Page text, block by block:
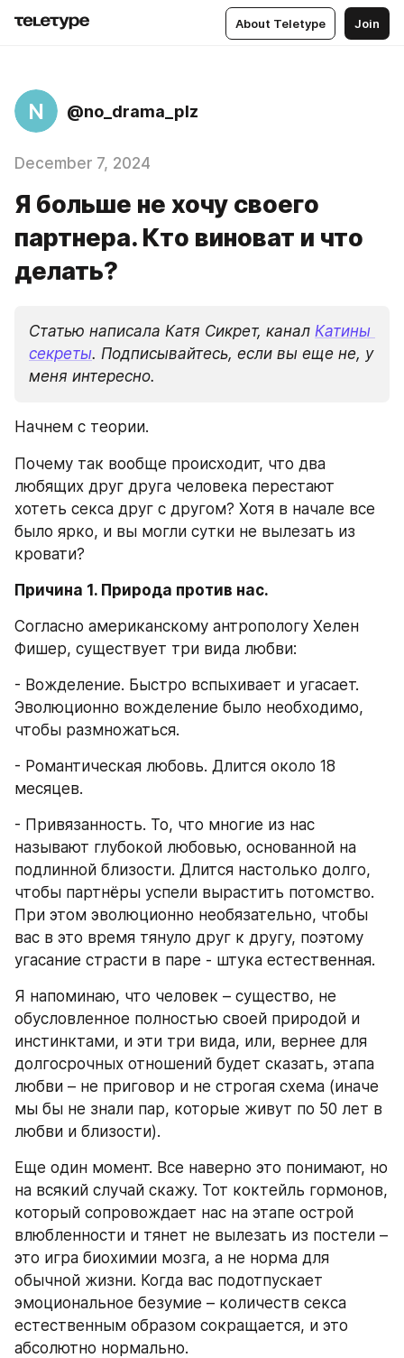
About Teletype Join
N @no_drama_plz
December 7, 2024
Я больше не хочу своего
партнера. Кто виноват и что
делать?
Статью написала Катя Сикрет, канал Катины
секреты. Подписывайтесь, если вы еще не, у
меня интересно.
Начнем с теории.
Почему так вообще происходит, что два
любящих друг друга человека перестают
хотеть секса друг с другом? Хотя в начале все
было ярко, и вы могли сутки не вылезать из
кровати?
Причина 1. Природа против нас.
Согласно американскому антропологу Хелен
Фишер, существует три вида любви:
- Вожделение. Быстро вспыхивает и угасает.
Эволюционно вожделение было необходимо,
чтобы размножаться.
- Романтическая любовь. Длится около 18
месяцев.
- Привязанность. То, что многие из нас
называют глубокой любовью, основанной на
подлинной близости. Длится настолько долго,
чтобы партнёры успели вырастить потомство.
При этом эволюционно необязательно, чтобы
вас в это время тянуло друг к другу, поэтому
угасание страсти в паре - штука естественная.
Я напоминаю, что человек – существо, не
обусловленное полностью своей природой и
инстинктами, и эти три вида, или, вернее для
долгосрочных отношений будет сказать, этапа
любви – не приговор и не строгая схема (иначе
мы бы не знали пар, которые живут по 50 лет в
любви и близости).
Еще один момент. Все наверно это понимают, но
на всякий случай скажу. Тот коктейль гормонов,
который сопровождает нас на этапе острой
влюбленности и тянет не вылезать из постели –
это игра биохимии мозга, а не норма для
обычной жизни. Когда вас подотпускает
эмоциональное безумие – количеств секса
естественным образом сокращается, и это
абсолютно нормально.